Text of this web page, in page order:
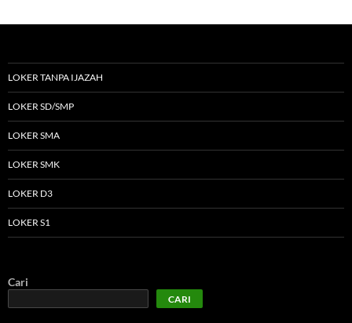
LOKER TANPA IJAZAH
LOKER SD/SMP
LOKER SMA
LOKER SMK
LOKER D3
LOKER S1
Cari
CARI